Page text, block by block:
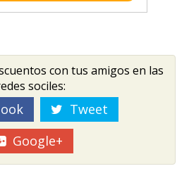
con tus amigos en las
sociles:
Tweet
Google+